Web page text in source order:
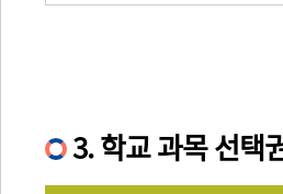
3. 학교 과목 선택